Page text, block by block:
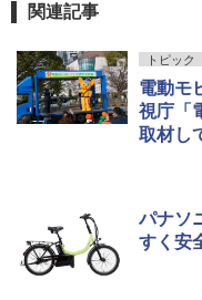
関連記事
トピック
電動モ
視庁「
取材し
パナソ
すく安